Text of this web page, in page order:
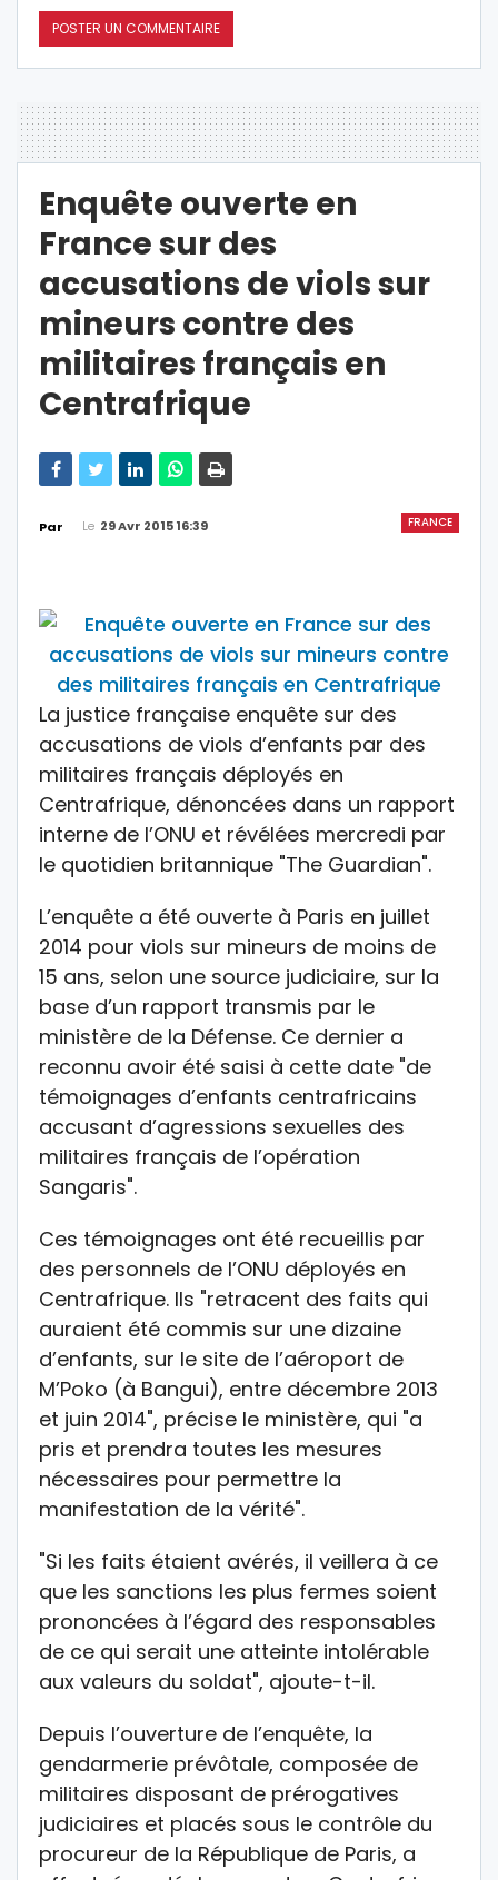
Enquête ouverte en
France sur des
accusations de viols sur
mineurs contre des
militaires français en
Centrafrique
FRANCE
Par Le 29 Avr 2015 16:39
La justice française enquête sur des
accusations de viols d’enfants par des
militaires français déployés en
Centrafrique, dénoncées dans un rapport
interne de l’ONU et révélées mercredi par
le quotidien britannique "The Guardian".
L’enquête a été ouverte à Paris en juillet
2014 pour viols sur mineurs de moins de
15 ans, selon une source judiciaire, sur la
base d’un rapport transmis par le
ministère de la Défense. Ce dernier a
reconnu avoir été saisi à cette date "de
témoignages d’enfants centrafricains
accusant d’agressions sexuelles des
militaires français de l’opération
Sangaris".
Ces témoignages ont été recueillis par
des personnels de l’ONU déployés en
Centrafrique. Ils "retracent des faits qui
auraient été commis sur une dizaine
d’enfants, sur le site de l’aéroport de
M’Poko (à Bangui), entre décembre 2013
et juin 2014", précise le ministère, qui "a
pris et prendra toutes les mesures
nécessaires pour permettre la
manifestation de la vérité".
"Si les faits étaient avérés, il veillera à ce
que les sanctions les plus fermes soient
prononcées à l’égard des responsables
de ce qui serait une atteinte intolérable
aux valeurs du soldat", ajoute-t-il.
Depuis l’ouverture de l’enquête, la
gendarmerie prévôtale, composée de
militaires disposant de prérogatives
judiciaires et placés sous le contrôle du
procureur de la République de Paris, a